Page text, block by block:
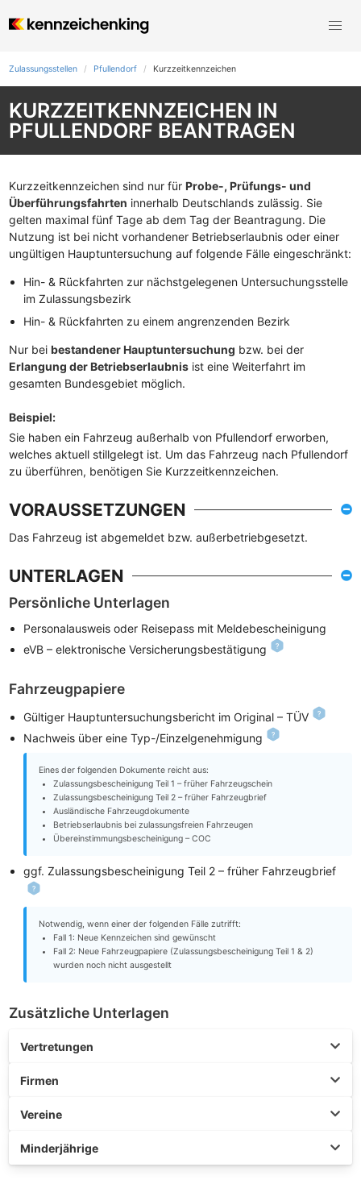
Zulassungsstellen Pfullendorf Kurzzeit­kennzeichen
KURZZEITKENNZEICHEN IN
PFULLENDORF BEANTRAGEN
Kurzzeitkennzeichen sind nur für Probe-, Prüfungs- und
Überführungsfahrten innerhalb Deutschlands zulässig. Sie
gelten maximal fünf Tage ab dem Tag der Beantragung. Die
Nutzung ist bei nicht vorhandener Betriebserlaubnis oder einer
ungültigen Hauptuntersuchung auf folgende Fälle eingeschränkt:
Hin- & Rückfahrten zur nächstgelegenen Untersuchungsstelle
im Zulassungsbezirk
Hin- & Rückfahrten zu einem angrenzenden Bezirk
Nur bei bestandener Hauptuntersuchung bzw. bei der
Erlangung der Betriebserlaubnis ist eine Weiterfahrt im
gesamten Bundesgebiet möglich.
Beispiel:
Sie haben ein Fahrzeug außerhalb von Pfullendorf erworben,
welches aktuell stillgelegt ist. Um das Fahrzeug nach Pfullendorf
zu überführen, benötigen Sie Kurzzeitkennzeichen.
VORAUSSETZUNGEN
Das Fahrzeug ist abgemeldet bzw. außerbetriebgesetzt.
UNTERLAGEN
Persönliche Unterlagen
Personalausweis oder Reisepass mit Meldebescheinigung
eVB – elektronische Versicherungsbestätigung
Fahrzeugpapiere
Gültiger Hauptuntersuchungsbericht im Original – TÜV
Nachweis über eine Typ-/Einzelgenehmigung
Eines der folgenden Dokumente reicht aus:
Zulassungsbescheinigung Teil 1 – früher Fahrzeugschein
Zulassungsbescheinigung Teil 2 – früher Fahrzeugbrief
Ausländische Fahrzeugdokumente
Betriebserlaubnis bei zulassungsfreien Fahrzeugen
Übereinstimmungsbescheinigung – COC
ggf. Zulassungsbescheinigung Teil 2 – früher Fahrzeugbrief
Notwendig, wenn einer der folgenden Fälle zutrifft:
Fall 1: Neue Kennzeichen sind gewünscht
Fall 2: Neue Fahrzeugpapiere (Zulassungsbescheinigung Teil 1 & 2)
wurden noch nicht ausgestellt
Zusätzliche Unterlagen
Vertretungen
Firmen
Vereine
Minderjährige